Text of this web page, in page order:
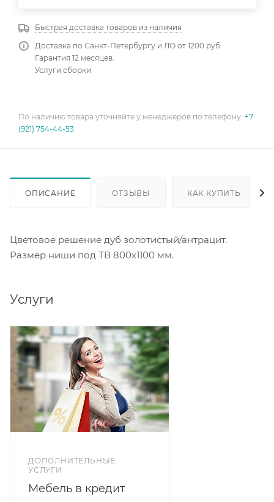
Быстрая доставка товаров из наличия
Доставка по Санкт-Петербургу и ЛО от 1200 руб
Гарантия 12 месяцев.
Услуги сборки
По наличию товара уточняйте у менеджеров по телефону: +7
(921) 754-44-53
ОПИСАНИЕ ОТЗЫВЫ КАК КУПИТЬ
Цветовое решение дуб золотистый/антрацит.
Размер ниши под ТВ 800х1100 мм.
Услуги
ДОПОЛНИТЕЛЬНЫЕ
УСЛУГИ
Мебель в кредит